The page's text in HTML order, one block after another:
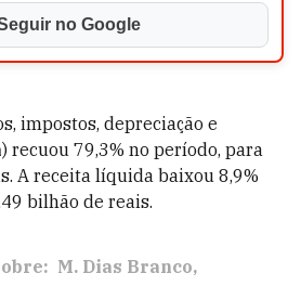
no Google
impostos, depreciação e
) recuou 79,3% no período, para
A receita líquida baixou 8,9%
bilhão de reais.
M. Dias Branco